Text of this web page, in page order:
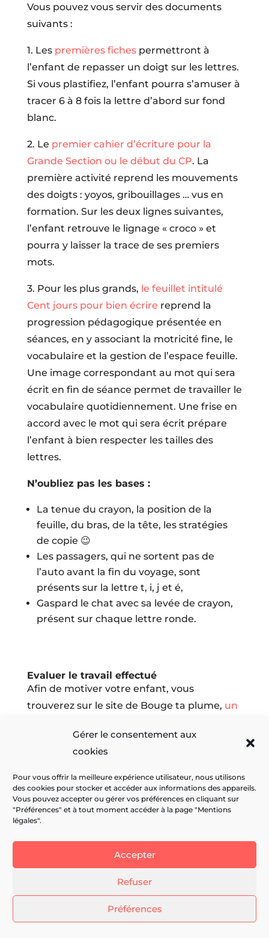
Gérer le consentement aux
cookies
Pour vous offrir la meilleure expérience utilisateur, nous utilisons
des cookies pour stocker et accéder aux informations des appareils.
Vous pouvez accepter ou gérer vos préférences en cliquant sur
"Préférences" et à tout moment accéder à la page "Mentions
légales".
Accepter
Refuser
Préférences
Vous pouvez vous servir des documents
suivants :
1. Les premières fichespermettront à
l’enfant de repasser un doigt sur les lettres.
Si vous plastifiez, l’enfant pourra s’amuser à
tracer 6 à 8 fois la lettre d’abord sur fond
blanc.
2. Le premier cahier d’écriture pour la
Grande Section ou le début du CP. La
première activité reprend les mouvements
des doigts : yoyos, gribouillages … vus en
formation. Sur les deux lignes suivantes,
l’enfant retrouve le lignage « croco » et
pourra y laisser la trace de ses premiers
mots.
3. Pour les plus grands, le feuillet intitulé
Cent jours pour bien écrire reprend la
progression pédagogique présentée en
séances, en y associant la motricité fine, le
vocabulaire et la gestion de l’espace feuille.
Une image correspondant au mot qui sera
écrit en fin de séance permet de travailler le
vocabulaire quotidiennement. Une frise en
accord avec le mot qui sera écrit prépare
l’enfant à bien respecter les tailles des
lettres.
N’oubliez pas les bases :
La tenue du crayon, la position de la
feuille, du bras, de la tête, les stratégies
de copie 😉
Les passagers, qui ne sortent pas de
l’auto avant la fin du voyage, sont
présents sur la lettre t, i, j et é,
Gaspard le chat avec sa levée de crayon,
présent sur chaque lettre ronde.
Evaluer le travail effectué
Afin de motiver votre enfant, vous
trouverez sur le site de Bouge ta plume, un
quotidiennement avec lui à la fin de chaque
séance. La séance à la maison s’est bien
déroulée, l’enfant a été à l’écoute et
efficace ? Dessinez un smiley jaune ! La
séance n’a pas été simple, par moment
l’enfant a été découragé et grognon ?
Dessinez un smiley orange… La séance a été
difficile, l’enfant n’a pas voulu faire les jeux
Demain sera un jour meilleur ! L’enfant est
allé vous chercher pour faire la rééducation